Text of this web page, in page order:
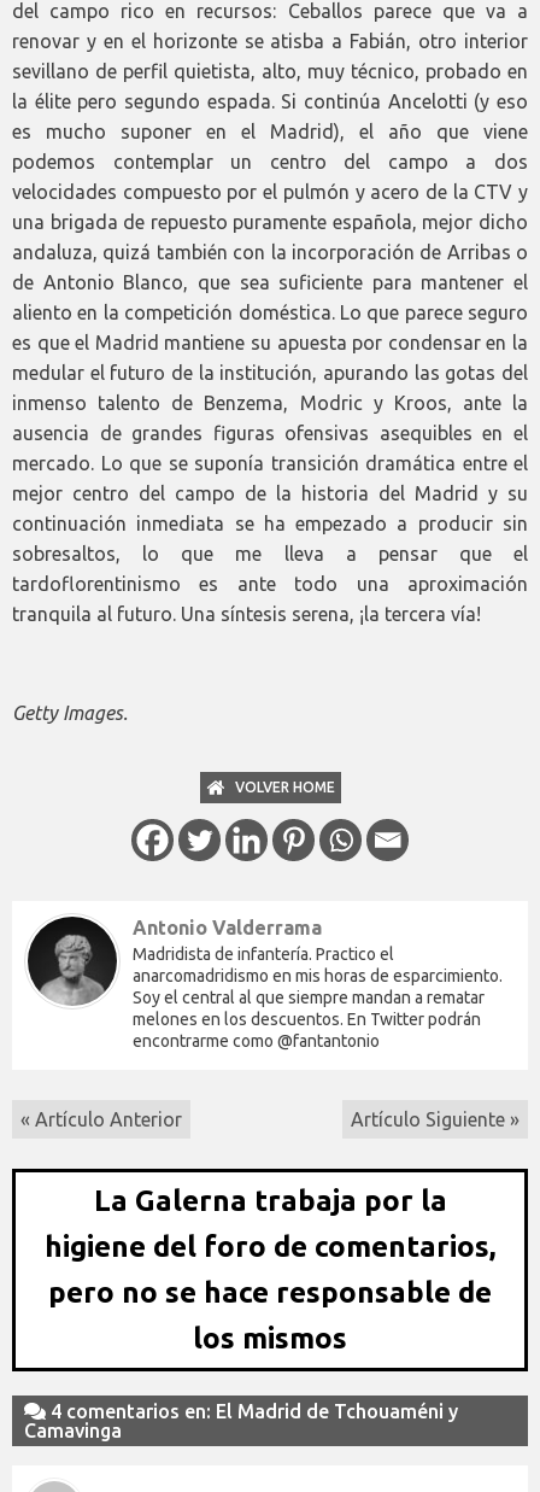
del campo rico en recursos: Ceballos parece que va a
renovar y en el horizonte se atisba a Fabián, otro interior
sevillano de perfil quietista, alto, muy técnico, probado en
la élite pero segundo espada. Si continúa Ancelotti (y eso
es mucho suponer en el Madrid), el año que viene
podemos contemplar un centro del campo a dos
velocidades compuesto por el pulmón y acero de la CTV y
una brigada de repuesto puramente española, mejor dicho
andaluza, quizá también con la incorporación de Arribas o
de Antonio Blanco, que sea suficiente para mantener el
aliento en la competición doméstica. Lo que parece seguro
es que el Madrid mantiene su apuesta por condensar en la
medular el futuro de la institución, apurando las gotas del
inmenso talento de Benzema, Modric y Kroos, ante la
ausencia de grandes figuras ofensivas asequibles en el
mercado. Lo que se suponía transición dramática entre el
mejor centro del campo de la historia del Madrid y su
continuación inmediata se ha empezado a producir sin
sobresaltos, lo que me lleva a pensar que el
tardoflorentinismo es ante todo una aproximación
tranquila al futuro. Una síntesis serena, ¡la tercera vía!
Getty Images.
VOLVER HOME
Antonio Valderrama
Madridista de infantería. Practico el
anarcomadridismo en mis horas de esparcimiento.
Soy el central al que siempre mandan a rematar
melones en los descuentos. En Twitter podrán
encontrarme como @fantantonio
« Artículo Anterior Artículo Siguiente »
La Galerna trabaja por la
higiene del foro de comentarios,
pero no se hace responsable de
los mismos
4 comentarios en: El Madrid de Tchouaméni y
Camavinga